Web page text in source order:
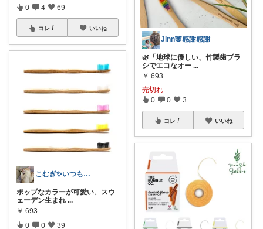
0 4 69
コレ いいね
こむぎ✨いつもありがとう
ポップなカラーが可愛い、スウ
ェーデン生まれ ...
￥ 693
0 0 39
Jinn🐼感謝感謝
🌿「地球に優しい、竹製歯ブラ
シでエコなオー ...
￥ 693
売切れ
0 0 3
コレ いいね